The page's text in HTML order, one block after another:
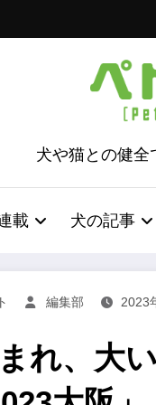
犬や猫との健全
載 犬の記事
編集部 2023
れ、大